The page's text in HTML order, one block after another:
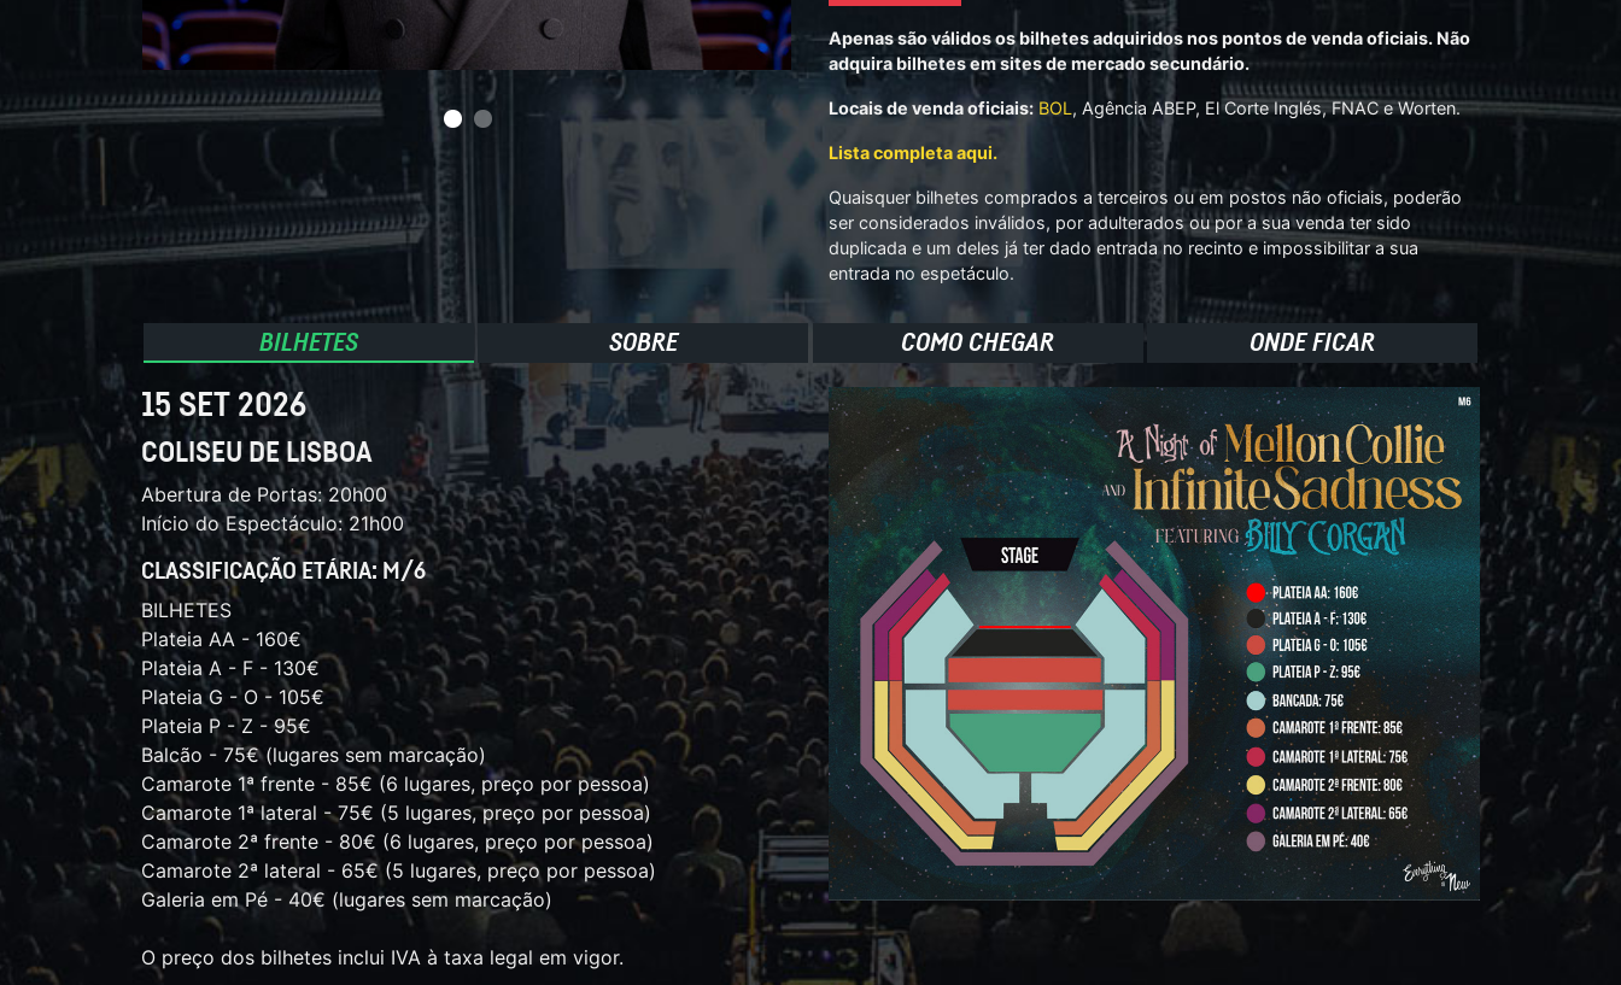
Apenas são válidos os bilhetes adquiridos nos pontos de venda oficiais. Não
adquira bilhetes em sites de mercado secundário.
Locais de venda oficiais: BOL, Agência ABEP, El Corte Inglés, FNAC e Worten.
Lista completa aqui.
Quaisquer bilhetes comprados a terceiros ou em postos não oficiais, poderão
ser considerados inválidos, por adulterados ou por a sua venda ter sido
duplicada e um deles já ter dado entrada no recinto e impossibilitar a sua
entrada no espetáculo.
BILHETES SOBRE COMO CHEGAR ONDE FICAR
15 SET 2026
COLISEU DE LISBOA
Abertura de Portas: 20h00
Início do Espectáculo: 21h00
CLASSIFICAÇÃO ETÁRIA: M/6
BILHETES
Plateia AA - 160€
Plateia A - F - 130€
Plateia G - O - 105€
Plateia P - Z - 95€
Balcão - 75€ (lugares sem marcação)
Camarote 1ª frente - 85€ (6 lugares, preço por pessoa)
Camarote 1ª lateral - 75€ (5 lugares, preço por pessoa)
Camarote 2ª frente - 80€ (6 lugares, preço por pessoa)
Camarote 2ª lateral - 65€ (5 lugares, preço por pessoa)
Galeria em Pé - 40€ (lugares sem marcação)
O preço dos bilhetes inclui IVA à taxa legal em vigor.